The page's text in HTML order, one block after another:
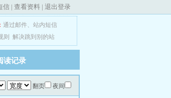
信 | 查看资料 | 退出登录
通过邮件、 站内短信
则
解决跳到别的站
读记录
翻页 夜间